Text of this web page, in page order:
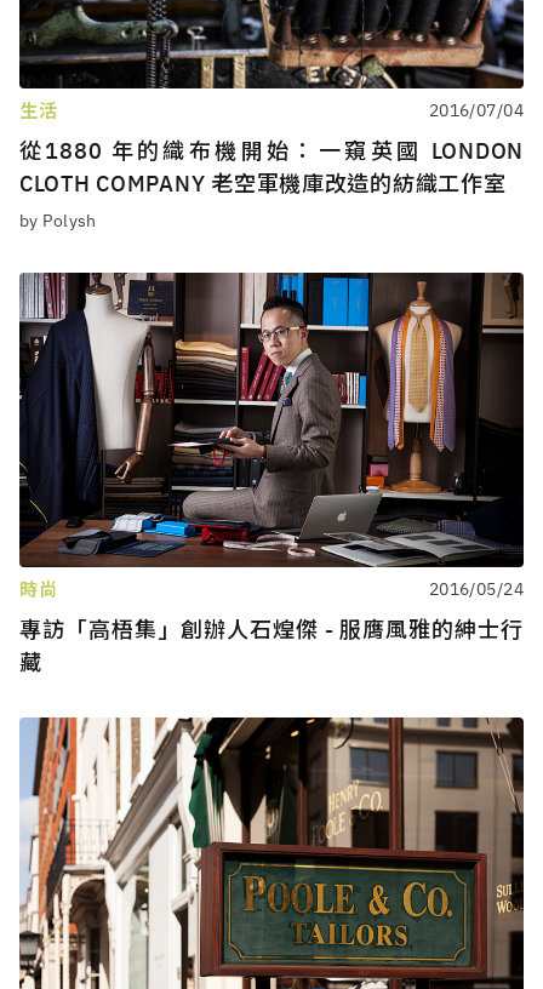
生活 2016/07/04
從1880 年的織布機開始：一窺英國 LONDON
CLOTH COMPANY 老空軍機庫改造的紡織工作室
by Polysh
時尚 2016/05/24
專訪「高梧集」創辦人石煌傑 - 服膺風雅的紳士行
藏